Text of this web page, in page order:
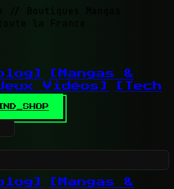
// Boutiques Mangas
la France
[Mangas &
Vidéos]
[Tech
[Mangas &